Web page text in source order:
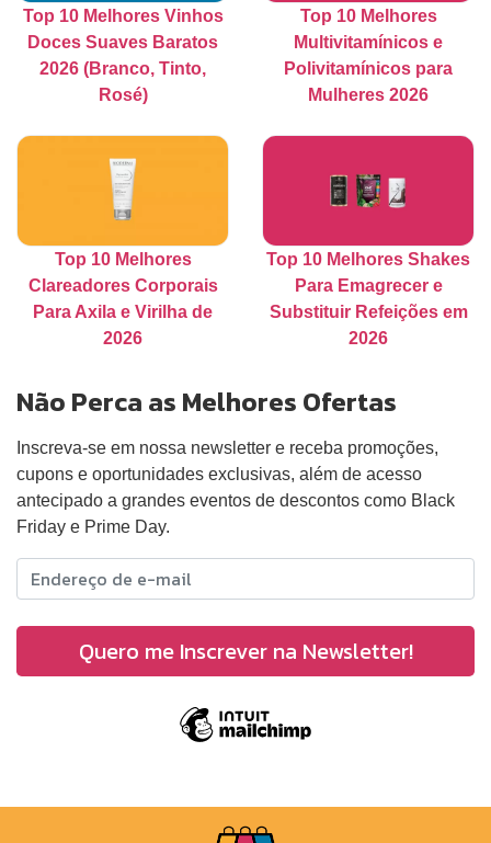
Top 10 Melhores Vinhos
Doces Suaves Baratos
2026 (Branco, Tinto,
Rosé)
Top 10 Melhores
Multivitamínicos e
Polivitamínicos para
Mulheres 2026
Top 10 Melhores
Clareadores Corporais
Para Axila e Virilha de
2026
Top 10 Melhores Shakes
Para Emagrecer e
Substituir Refeições em
2026
Não Perca as Melhores Ofertas
Inscreva-se em nossa newsletter e receba promoções,
cupons e oportunidades exclusivas, além de acesso
antecipado a grandes eventos de descontos como Black
Friday e Prime Day.